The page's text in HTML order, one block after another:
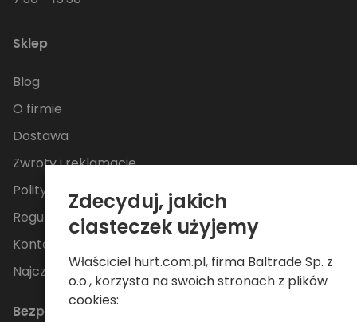
Sklep
Blog
O firmie
Dostawa
Zwroty i reklamacje
Polityka Prywatności
Regulamin
Kontakt
Najczęściej zadawane pytania
Bezpieczne płatności
Zdecyduj, jakich
ciasteczek użyjemy
Właściciel hurt.com.pl, firma Baltrade Sp. z
o.o., korzysta na swoich stronach z plików
cookies: